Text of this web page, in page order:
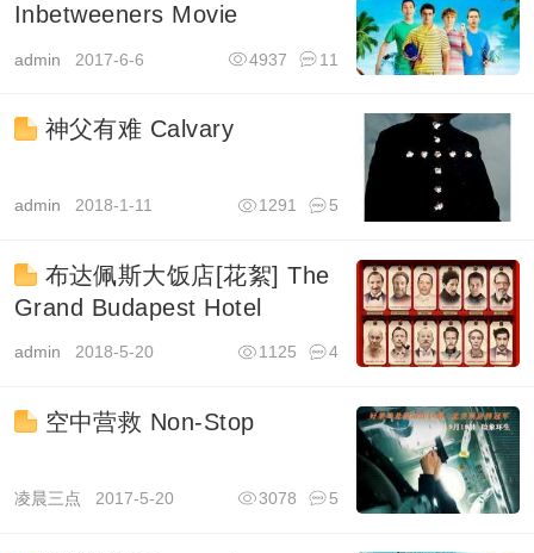
Inbetweeners Movie
admin 2017-6-6 11
4937
神父有难 Calvary
admin 2018-1-11 5
1291
布达佩斯大饭店[花絮] The
Grand Budapest Hotel
admin 2018-5-20 4
1125
空中营救 Non-Stop
凌晨三点 2017-5-20 5
3078